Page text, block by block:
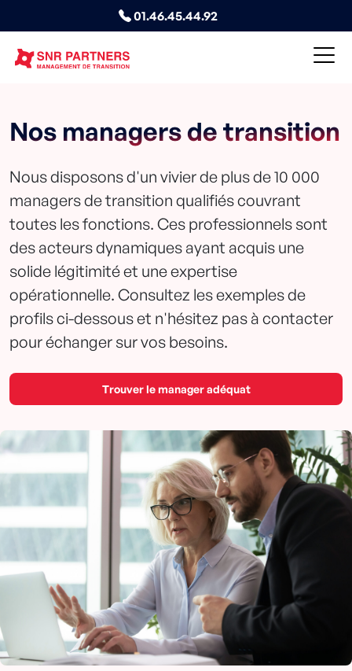
01.46.45.44.92
Nos managers de transition
Nous disposons d'un vivier de plus de 10 000
managers de transition qualifiés couvrant
toutes les fonctions. Ces professionnels sont
des acteurs dynamiques ayant acquis une
solide légitimité et une expertise
opérationnelle. Consultez les exemples de
profils ci-dessous et n'hésitez pas à contacter
pour échanger sur vos besoins.
Trouver le manager adéquat